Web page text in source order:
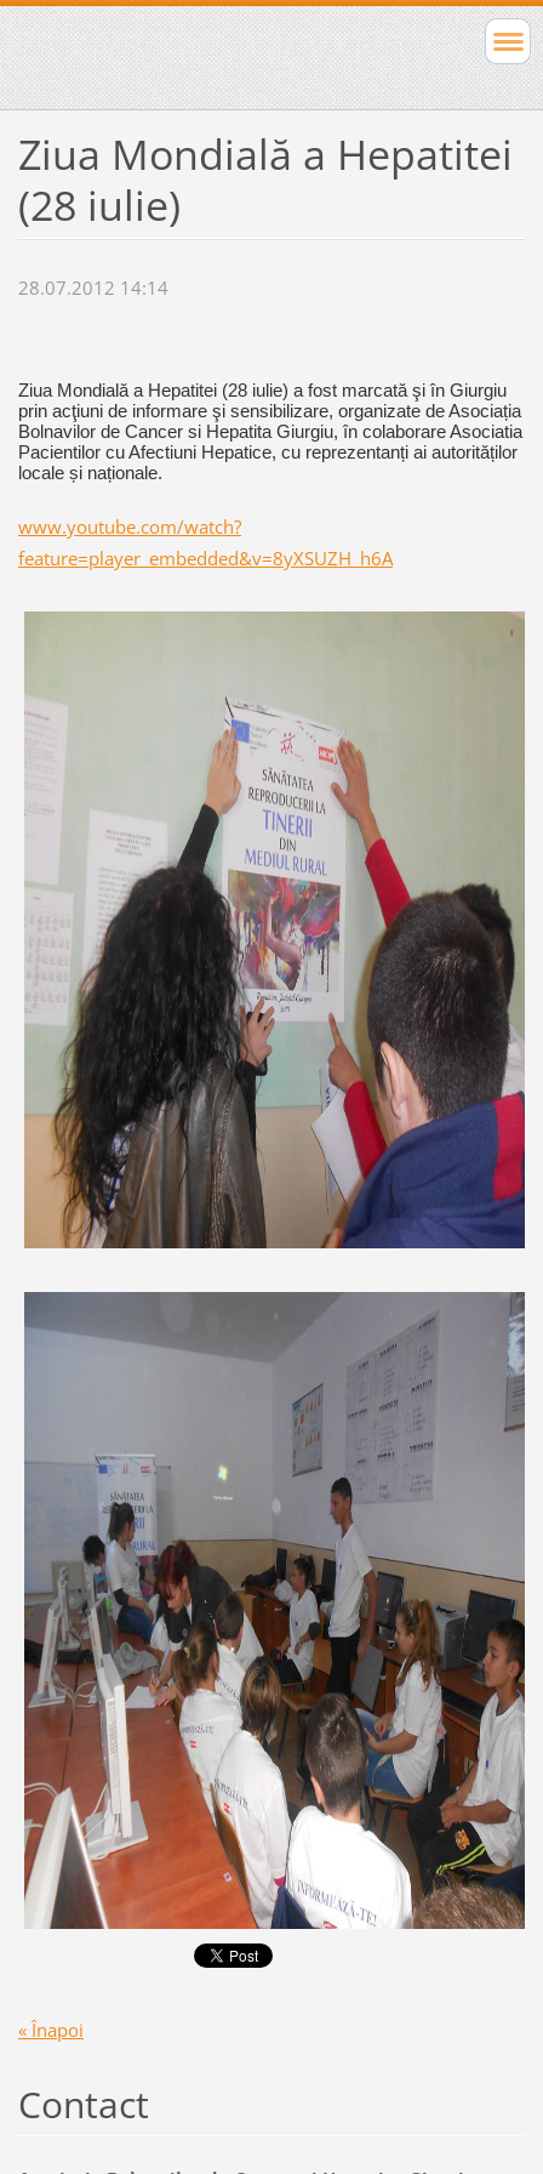
Ziua Mondială a Hepatitei
(28 iulie)
28.07.2012 14:14
Ziua Mondială a Hepatitei (28 iulie) a fost marcată şi în Giurgiu
prin acţiuni de informare şi sensibilizare, organizate de Asociația
Bolnavilor de Cancer si Hepatita Giurgiu, în colaborare Asociatia
Pacientilor cu Afectiuni Hepatice, cu reprezentanți ai autorităților
locale și naționale.
www.youtube.com/watch?
feature=player_embedded&v=8yXSUZH_h6A
« Înapoi
Contact